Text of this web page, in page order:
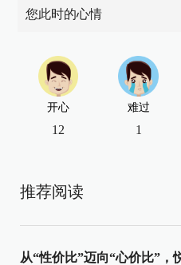
您此时的心情
开心
12
难过
1
推荐阅读
从“性价比”迈向“心价比”，